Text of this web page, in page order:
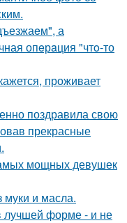
а
опeрaция "чтo-то
проживает
поздравила свою
прекрасные
мощных девушек
и масла.
форме - и не